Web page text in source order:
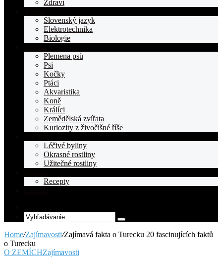
Zdraví
Slovenský jazyk
Elektrotechnika
Biologie
Plemena psů
Psi
Kočky
Ptáci
Akvaristika
Koně
Králíci
Zemědělská zvířata
Kuriozity z živočišné říše
Léčivé byliny
Okrasné rostliny
Užitečné rostliny
Recepty
Article
Vyhľadávanie
Home/Zajímavosti/Zajímavá fakta o Turecku 20 fascinujících faktů
o Turecku
O ZEMÍCHZajímavosti